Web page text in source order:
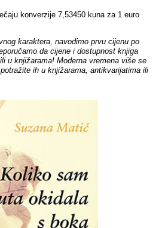
konverzije 7,53450 kuna za 1 euro
karaktera, navodimo prvu cijenu po
da cijene i dostupnost knjiga
u knjižarama! Moderna vremena više se
ih u knjižarama, antikvarijatima ili